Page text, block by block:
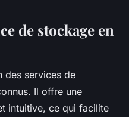
de stockage en
des services de
Il offre une
intuitive, ce qui facilite